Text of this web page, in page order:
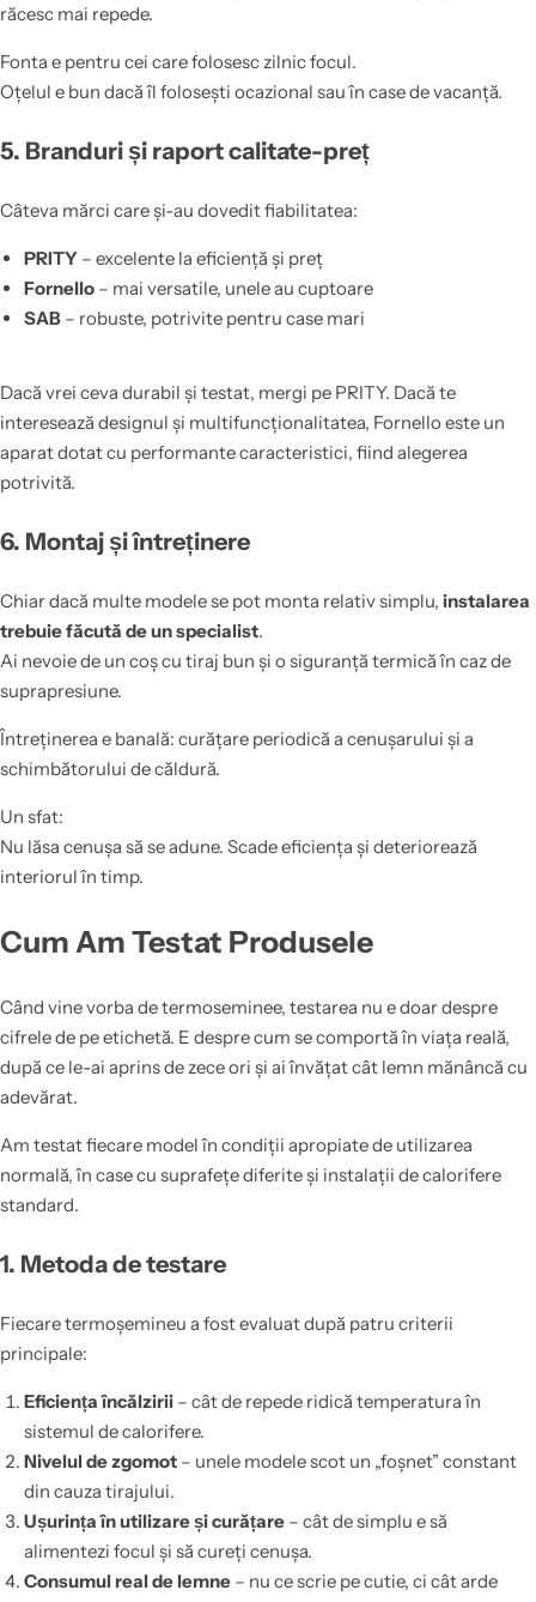
răcesc mai repede.
Fonta e pentru cei care folosesc zilnic focul.
Oțelul e bun dacă îl folosești ocazional sau în case de vacanță.
5. Branduri și raport calitate-preț
Câteva mărci care și-au dovedit fiabilitatea:
PRITY– excelente la eficiență și preț
Fornello– mai versatile, unele au cuptoare
SAB– robuste, potrivite pentru case mari
Dacă vrei ceva durabil și testat, mergi pe PRITY. Dacă te
interesează designul și multifuncționalitatea, Fornello este un
aparat dotat cu performante caracteristici, fiind alegerea
potrivită.
6. Montaj și întreținere
Chiar dacă multe modele se pot monta relativ simplu, instalarea
trebuie făcută de un specialist.
Ai nevoie de un coș cu tiraj bun și o siguranță termică în caz de
suprapresiune.
Întreținerea e banală: curățare periodică a cenușarului și a
schimbătorului de căldură.
Un sfat:
Nu lăsa cenușa să se adune. Scade eficiența și deteriorează
interiorul în timp.
Cum Am Testat Produsele
Când vine vorba de termoseminee, testarea nu e doar despre
cifrele de pe etichetă. E despre cum se comportă în viața reală,
după ce le-ai aprins de zece ori și ai învățat cât lemn mănâncă cu
adevărat.
Am testat fiecare model în condiții apropiate de utilizarea
normală, în case cu suprafețe diferite și instalații de calorifere
standard.
1. Metoda de testare
Fiecare termoșemineu a fost evaluat după patru criterii
principale:
Eficiența încălzirii– cât de repede ridică temperatura în
sistemul de calorifere.
Nivelul de zgomot– unele modele scot un „foșnet” constant
din cauza tirajului.
Ușurința în utilizare și curățare– cât de simplu e să
alimentezi focul și să cureți cenușa.
Consumul real de lemne– nu ce scrie pe cutie, ci cât arde